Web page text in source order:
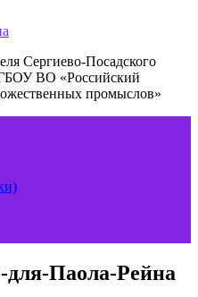
Сергиево-Посадского
ВО «Российский
промыслов»
Паола-Рейна